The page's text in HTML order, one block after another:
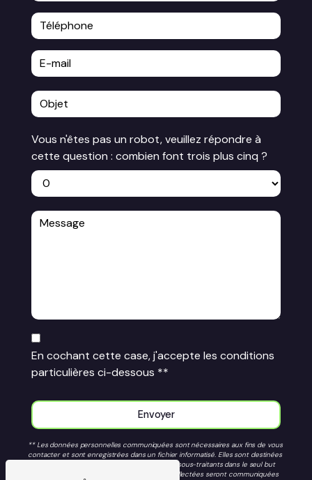
Vous n'êtes pas un robot, veuillez répondre à
cette question : combien font trois plus cinq ?
En cochant cette case, j'accepte les conditions
particulières ci-dessous **
Envoyer
** Les données personnelles communiquées sont nécessaires aux fins de vous
contacter et sont enregistrées dans un fichier informatisé. Elles sont destinées
à CENTRE EQUESTRE LA TAILLE RONDE et ses sous-traitants dans le seul but
de répondre à votre message. Les données collectées seront communiquées